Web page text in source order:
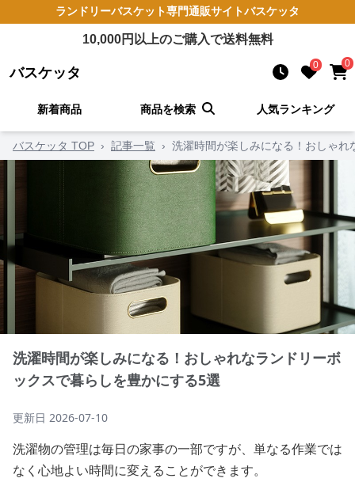
ランドリーバスケット専門通販サイトバスケッタ
10,000円以上のご購入で送料無料
バスケッタ 0 0
新着商品 商品を検索 人気ランキング
バスケッタ TOP › 記事一覧 › 洗濯時間が楽しみになる！おしゃ
洗濯時間が楽しみになる！おしゃれなランドリーボ
ックスで暮らしを豊かにする5選
更新日 2026-07-10
洗濯物の管理は毎日の家事の一部ですが、単なる作業では
なく心地よい時間に変えることができます。